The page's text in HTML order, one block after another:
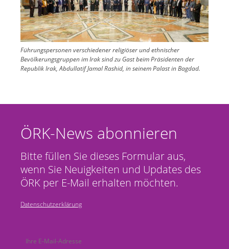
Führungspersonen verschiedener religiöser und ethnischer
Bevölkerungsgruppen im Irak sind zu Gast beim Präsidenten der
Republik Irak, Abdullatif Jamal Rashid, in seinem Palast in Bagdad.
ÖRK-News abonnieren
Bitte füllen Sie dieses Formular aus,
wenn Sie Neuigkeiten und Updates des
ÖRK per E-Mail erhalten möchten.
Datenschutzerklärung